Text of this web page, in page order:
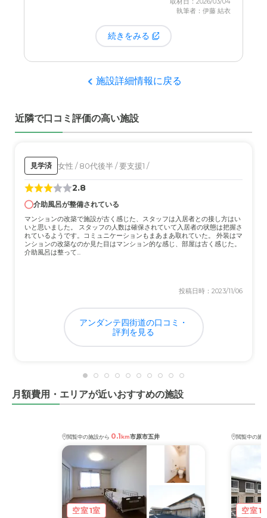
のができていた可能性を姉が心配していたこともあ
り、もしかしたら日中ベッドで過ごす時間が長かっ
たのかもしれません。寝たきりの方への離床の働き
けると、より安心してお任せできると感じました。
執筆者：伊藤 結衣
続きをみる
施設詳細情報に戻る
近隣で口コミ評価の高い施設
見学済 女性 / 80代後半 / 要支援1 /
2.8
介助風呂が整備されている
マンションの改築で施設が古く感じた、スタッフは入居者との接し方はい
いと思いました。 スタッフの人数は確保されていて入居者の状態は把握さ
れているようです。コミュニケーションもまあまあ取れていた。 外装はマ
ンションの改築なのか見た目はマンション的な感じ、部屋は古く感じた。
介助風呂は整って...
投稿日時：2023/11/06
アンダンテ四街道の口コミ・
評判を見る
月額費用・エリアが近いおすすめの施設
閲覧中の施設から 0.1km市原市五井
空室1室
閲覧中の施
空室1